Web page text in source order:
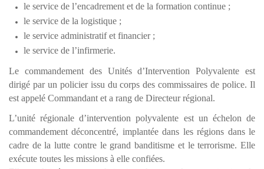
le service de l’encadrement et de la formation continue ;
le service de la logistique ;
le service administratif et financier ;
le service de l’infirmerie.
Le commandement des Unités d’Intervention Polyvalente est
dirigé par un policier issu du corps des commissaires de police. Il
est appelé Commandant et a rang de Directeur régional.
L’unité régionale d’intervention polyvalente est un échelon de
commandement déconcentré, implantée dans les régions dans le
cadre de la lutte contre le grand banditisme et le terrorisme. Elle
exécute toutes les missions à elle confiées.